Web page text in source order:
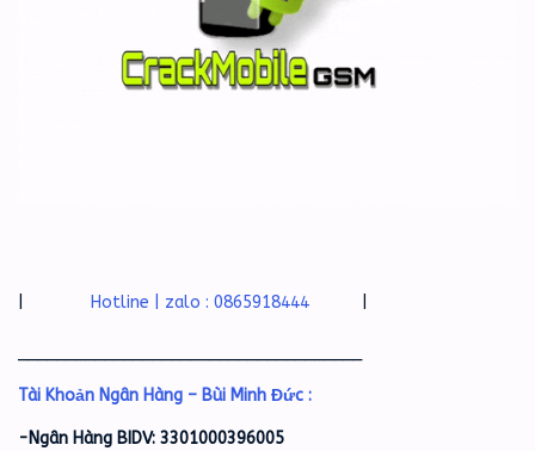
Hotline | zalo : 0865918444
Tài Khoản Ngân Hàng – Bùi Minh Đức :
-Ngân Hàng BIDV: 3301000396005